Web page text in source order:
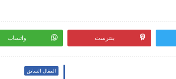
بنترست واتساب
المقال السابق